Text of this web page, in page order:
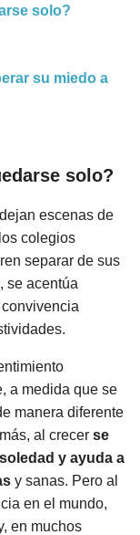
solo?
su miedo a
solo?
escenas de
colegios
separar de sus
se acentúa
a medida que se
manera diferente
al crecer se
y ayuda a
y sanas. Pero al
en el mundo,
en muchos